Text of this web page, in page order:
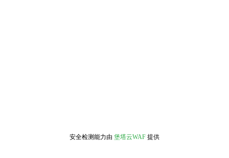
安全检测能力由 堡塔云WAF 提供